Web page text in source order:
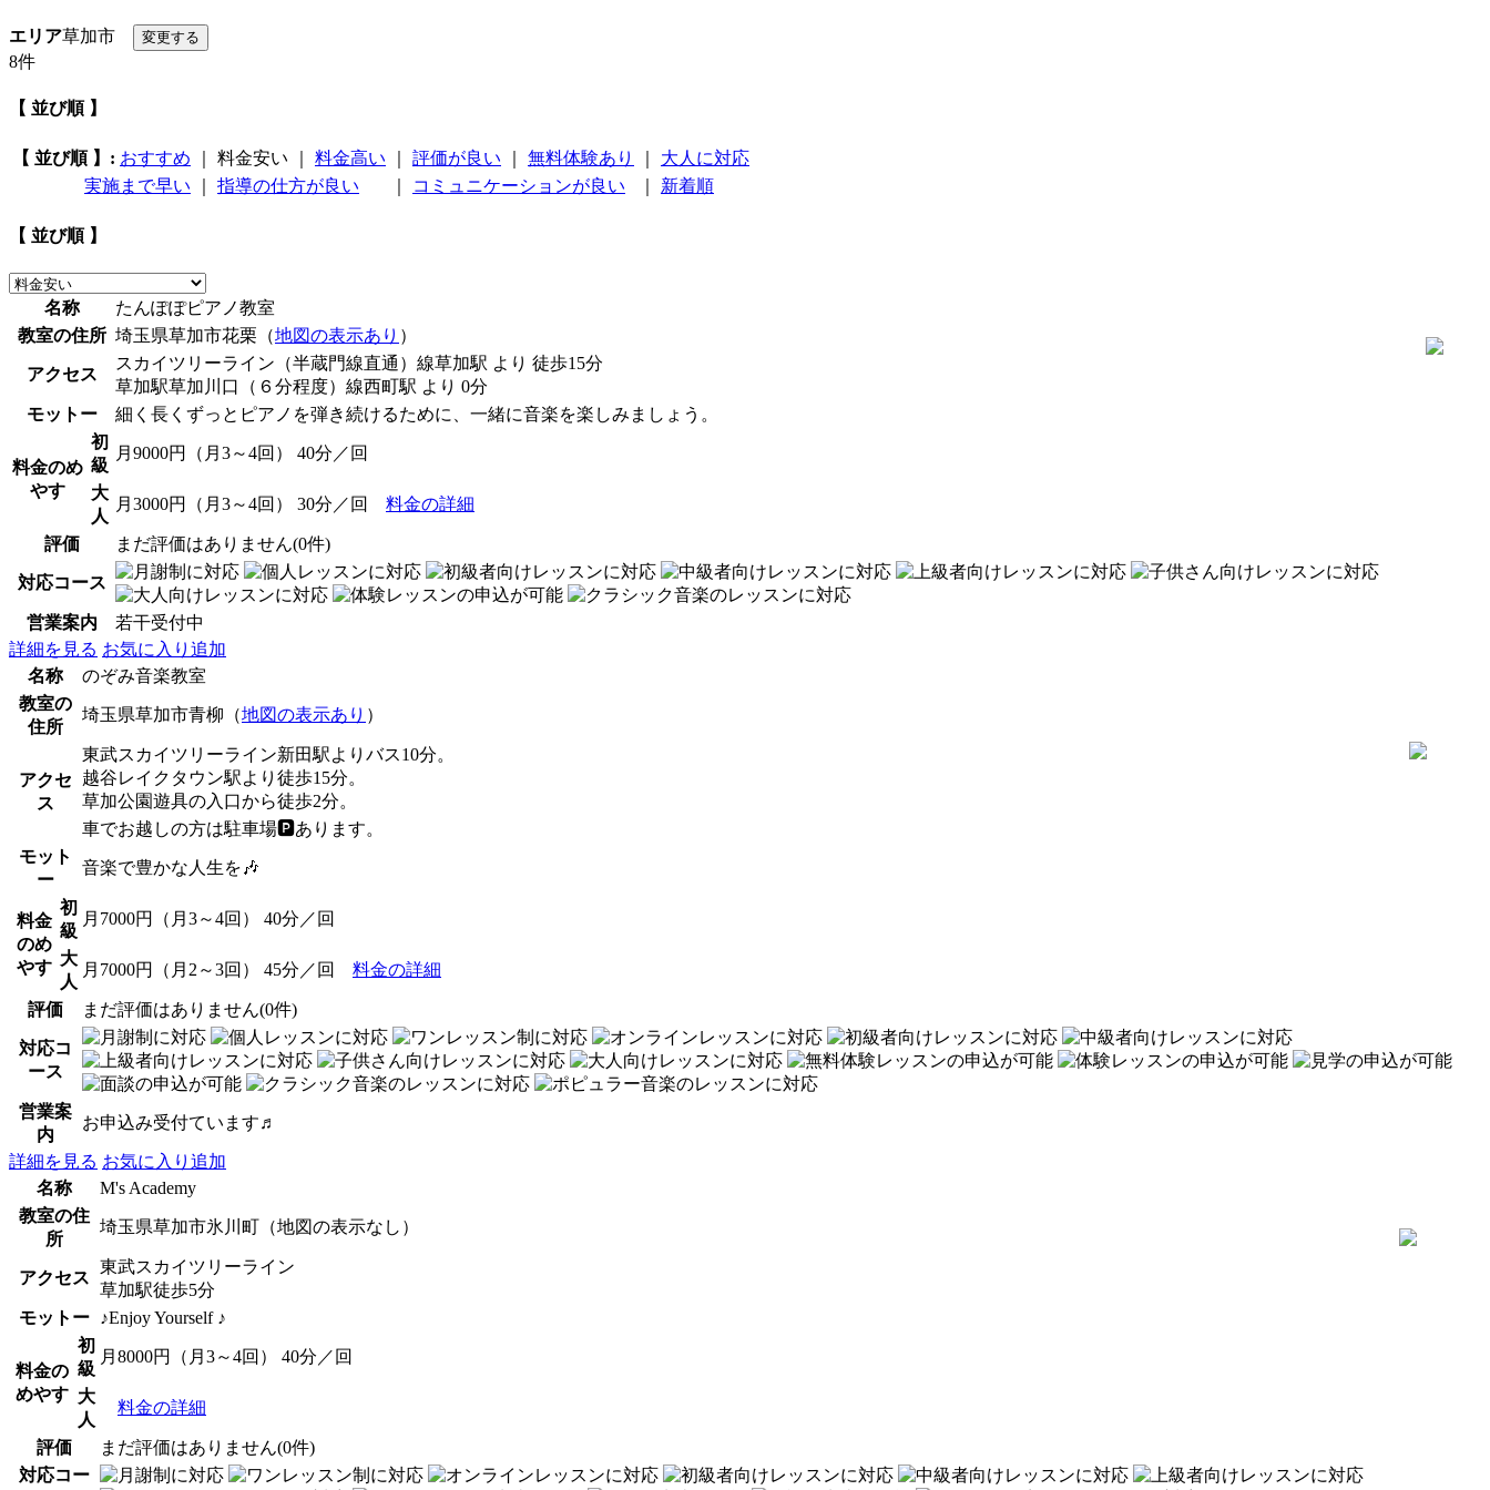
エリア草加市
8件
【 並び順 】
【 並び順 】: おすすめ 料金安い 料金高い 評価が良い 無料体験あり
大人に対応
実施まで早い
指導の仕方が良い コミュニケーションが良い 新着順
【 並び順 】
名称
たんぽぽピアノ教室
教室の住所 埼玉県草加市花栗（地図の表示あり ）
アクセス
スカイツリーライン（半蔵門線直通）線草加駅 より 徒歩15分
草加駅草加川口（６分程度）線西町駅 より 0分
モットー
細く長くずっとピアノを弾き続けるために、一緒に音楽を楽しみましょう。
料金のめ
やす
初
級
月9000円（月3～4回） 40分／回
大
人
月3000円（月3～4回） 30分／回 料金の詳細
評価 まだ評価はありません(0件)
対応コース
営業案内
若干受付中
詳細を見る お気に入り追加
名称
のぞみ音楽教室
教室の
住所
埼玉県草加市青柳（地図の表示あり ）
アクセ
ス
東武スカイツリーライン新田駅よりバス10分。
越谷レイクタウン駅より徒歩15分。
草加公園遊具の入口から徒歩2分。
車でお越しの方は駐車場🅿️あります。
モット
ー
音楽で豊かな人生を🎶
料金
のめ
やす
初
級
月7000円（月3～4回） 40分／回
大
人
月7000円（月2～3回） 45分／回 料金の詳細
評価 まだ評価はありません(0件)
対応コ
ース
営業案
内
お申込み受付ています♬
詳細を見る お気に入り追加
名称
M's Academy
教室の住
所
埼玉県草加市氷川町（地図の表示なし）
アクセス
東武スカイツリーライン
草加駅徒歩5分
モットー
♪Enjoy Yourself ♪
料金の
めやす
初
級
月8000円（月3～4回） 40分／回
大
人
料金の詳細
評価
まだ評価はありません(0件)
対応コー